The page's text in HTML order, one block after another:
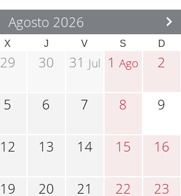
Agosto 2026
X J V S D
29 30 31 Jul 1Ago 2
5 6 7 8 9
12 13 14 15 16
19 20 21 22 23